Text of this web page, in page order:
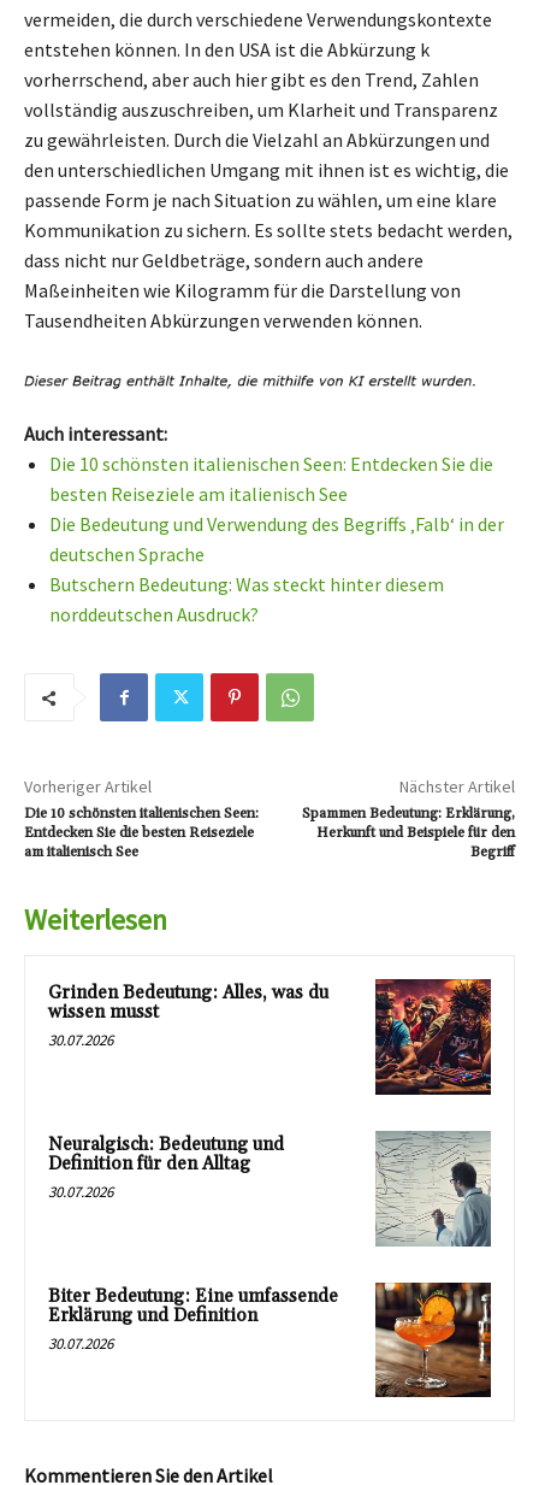
vermeiden, die durch verschiedene Verwendungskontexte
entstehen können. In den USA ist die Abkürzung k
vorherrschend, aber auch hier gibt es den Trend, Zahlen
vollständig auszuschreiben, um Klarheit und Transparenz
zu gewährleisten. Durch die Vielzahl an Abkürzungen und
den unterschiedlichen Umgang mit ihnen ist es wichtig, die
passende Form je nach Situation zu wählen, um eine klare
Kommunikation zu sichern. Es sollte stets bedacht werden,
dass nicht nur Geldbeträge, sondern auch andere
Maßeinheiten wie Kilogramm für die Darstellung von
Tausendheiten Abkürzungen verwenden können.
Auch interessant:
Die 10 schönsten italienischen Seen: Entdecken Sie die
besten Reiseziele am italienisch See
Die Bedeutung und Verwendung des Begriffs ‚Falb‘ in der
deutschen Sprache
Butschern Bedeutung: Was steckt hinter diesem
norddeutschen Ausdruck?
Vorheriger Artikel
Die 10 schönsten italienischen Seen:
Entdecken Sie die besten Reiseziele
am italienisch See
Nächster Artikel
Spammen Bedeutung: Erklärung,
Herkunft und Beispiele für den
Begriff
Weiterlesen
Grinden Bedeutung: Alles, was du
wissen musst
30.07.2026
Neuralgisch: Bedeutung und
Definition für den Alltag
30.07.2026
Biter Bedeutung: Eine umfassende
Erklärung und Definition
30.07.2026
Kommentieren Sie den Artikel